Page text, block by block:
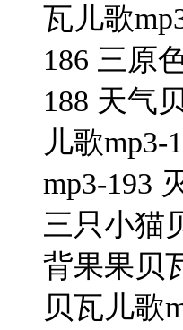
瓦儿歌
186 三原
188 天气
儿歌
mp3-193
三只小猫
背果果贝
贝瓦儿歌